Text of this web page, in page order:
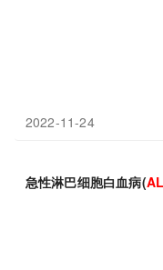
2022-11-24
急性淋巴细胞白血病(